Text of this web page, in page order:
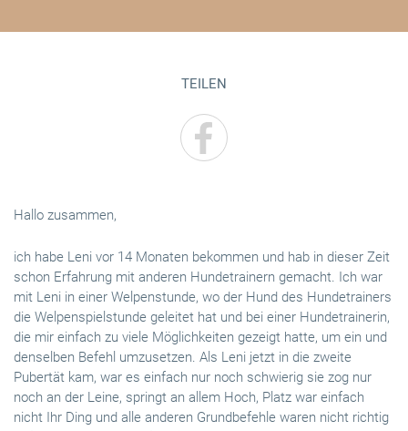
Hallo zusammen,
ich habe Leni vor 14 Monaten bekommen und hab in dieser Zeit
schon Erfahrung mit anderen Hundetrainern gemacht. Ich war
mit Leni in einer Welpenstunde, wo der Hund des Hundetrainers
die Welpenspielstunde geleitet hat und bei einer Hundetrainerin,
die mir einfach zu viele Möglichkeiten gezeigt hatte, um ein und
denselben Befehl umzusetzen. Als Leni jetzt in die zweite
Pubertät kam, war es einfach nur noch schwierig sie zog nur
noch an der Leine, springt an allem Hoch, Platz war einfach
nicht Ihr Ding und alle anderen Grundbefehle waren nicht richtig
TEILEN